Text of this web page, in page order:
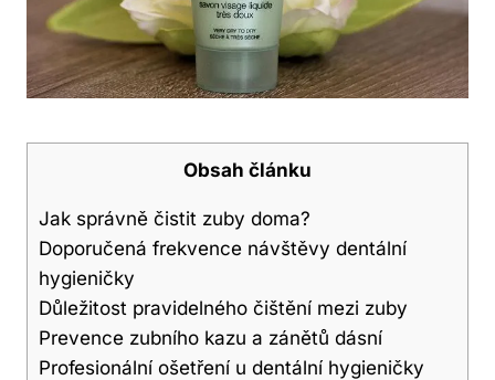
Obsah článku
Jak správně čistit zuby doma?
Doporučená frekvence návštěvy dentální
hygieničky
Důležitost pravidelného čištění mezi zuby
Prevence zubního kazu a zánětů dásní
Profesionální ošetření u dentální hygieničky